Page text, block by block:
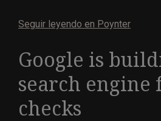
Seguir leyendo en Poynter
Google is
search engine
checks